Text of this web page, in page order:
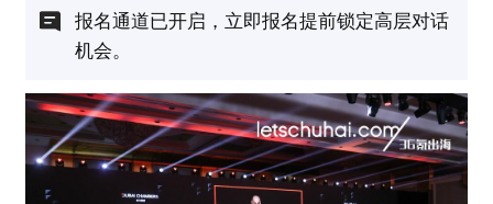
报名通道已开启，立即报名提前锁定高层对话
机会。